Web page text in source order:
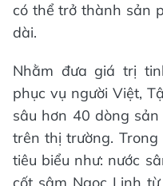
có thể trở thành sản
dài.
Nhằm đưa giá trị
phục vụ người Việt,
sâu hơn 40 dòng
trên thị trường.
tiêu biểu như: nước